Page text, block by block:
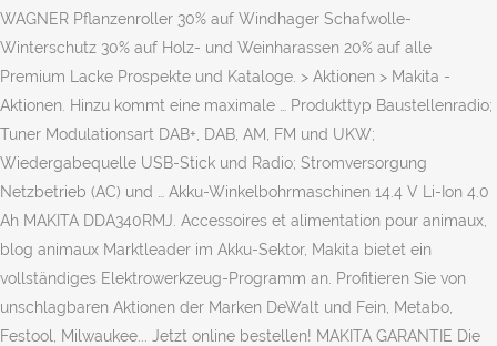
WAGNER Pflanzenroller 30% auf Windhager Schafwolle-
Winterschutz 30% auf Holz- und Weinharassen 20% auf alle
Premium Lacke Prospekte und Kataloge. > Aktionen > Makita -
Aktionen. Hinzu kommt eine maximale … Produkttyp Baustellenradio;
Tuner Modulationsart DAB+, DAB, AM, FM und UKW;
Wiedergabequelle USB-Stick und Radio; Stromversorgung
Netzbetrieb (AC) und … Akku-Winkelbohrmaschinen 14.4 V Li-Ion 4.0
Ah MAKITA DDA340RMJ. Accessoires et alimentation pour animaux,
blog animaux Marktleader im Akku-Sektor, Makita bietet ein
vollständiges Elektrowerkzeug-Programm an. Profitieren Sie von
unschlagbaren Aktionen der Marken DeWalt und Fein, Metabo,
Festool, Milwaukee... Jetzt online bestellen! MAKITA GARANTIE Die